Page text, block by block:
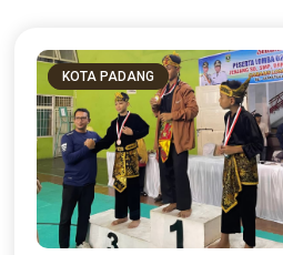
KOTA PADANG